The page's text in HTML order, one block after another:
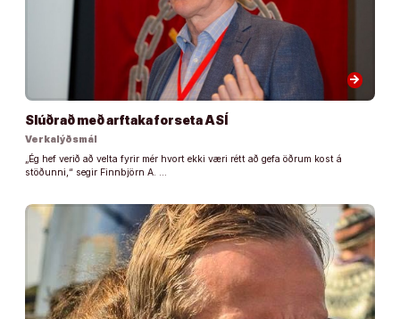
arrow_forward
Slúðrað með arftaka forseta ASÍ
Verkalýðsmál
„Ég hef verið að velta fyrir mér hvort ekki væri rétt að gefa öðrum kost á
stöðunni,“ segir Finnbjörn A. …